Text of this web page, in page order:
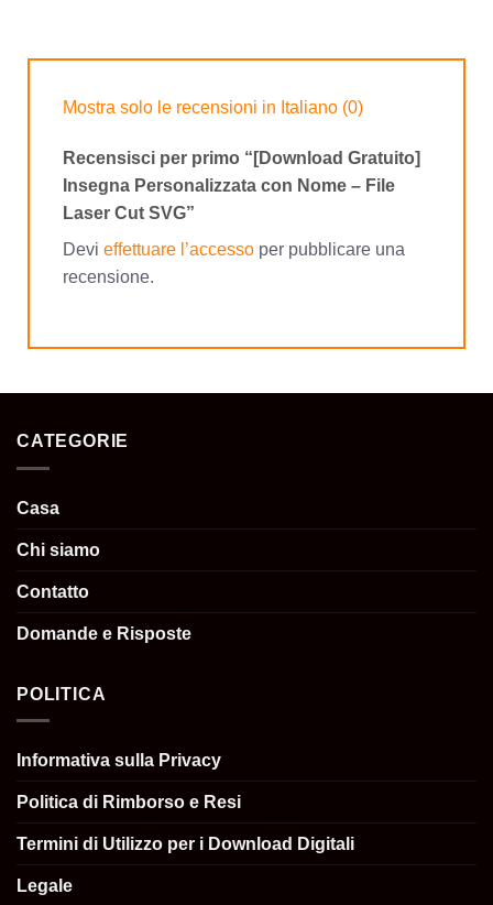
Mostra solo le recensioni in Italiano (0)
Recensisci per primo “[Download Gratuito]
Insegna Personalizzata con Nome – File
Laser Cut SVG”
Devi effettuare l’accesso per pubblicare una
recensione.
CATEGORIE
Casa
Chi siamo
Contatto
Domande e Risposte
POLITICA
Informativa sulla Privacy
Politica di Rimborso e Resi
Termini di Utilizzo per i Download Digitali
Legale